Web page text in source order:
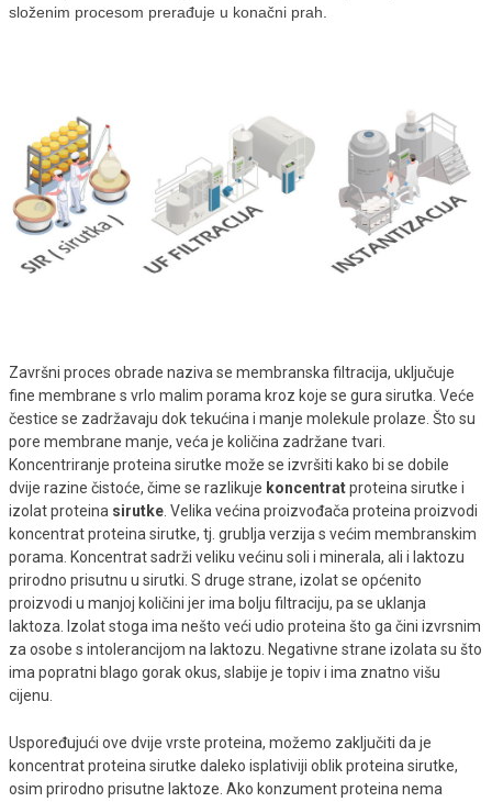
složenim procesom prerađuje u konačni prah.
Završni proces obrade naziva se membranska filtracija, uključuje
fine membrane s vrlo malim porama kroz koje se gura sirutka. Veće
čestice se zadržavaju dok tekućina i manje molekule prolaze. Što su
pore membrane manje, veća je količina zadržane tvari.
Koncentriranje proteina sirutke može se izvršiti kako bi se dobile
dvije razine čistoće, čime se razlikuje koncentratproteina sirutke i
izolat proteina sirutke . Velika većina proizvođača proteina proizvodi
koncentrat proteina sirutke, tj. grublja verzija s većim membranskim
porama. Koncentrat sadrži veliku većinu soli i minerala, ali i laktozu
prirodno prisutnu u sirutki. S druge strane, izolat se općenito
proizvodi u manjoj količini jer ima bolju filtraciju, pa se uklanja
laktoza. Izolat stoga ima nešto veći udio proteina što ga čini izvrsnim
za osobe s intolerancijom na laktozu. Negativne strane izolata su što
ima popratni blago gorak okus, slabije je topiv i ima znatno višu
cijenu.
Uspoređujući ove dvije vrste proteina, možemo zaključiti da je
koncentrat proteina sirutke daleko isplativiji oblik proteina sirutke,
osim prirodno prisutne laktoze. Ako konzument proteina nema